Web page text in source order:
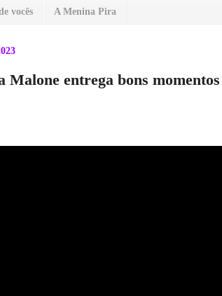
vocês A Menina Pira
Malone entrega bons